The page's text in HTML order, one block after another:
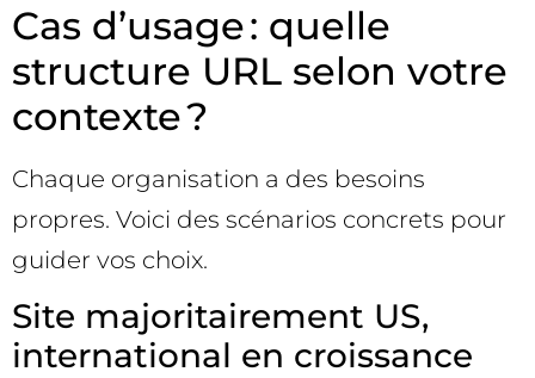
Cas d’usage : quelle
structure URL selon votre
contexte ?
Chaque organisation a des besoins
propres. Voici des scénarios concrets pour
guider vos choix.
Site majoritairement US,
international en croissance